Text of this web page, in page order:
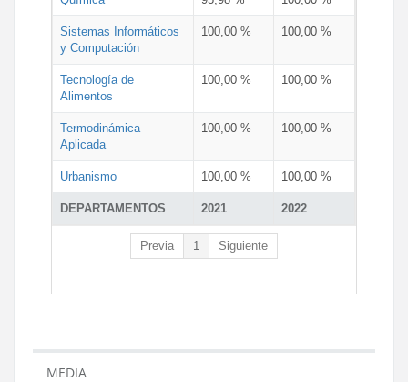
DEPARTAMENTOS 2021 2022
Sistemas Informáticos
y Computación
100,00 % 100,00 %
Tecnología de
Alimentos
100,00 % 100,00 %
Termodinámica
Aplicada
100,00 % 100,00 %
Urbanismo 100,00 % 100,00 %
Previa 1 Siguiente
MEDIA